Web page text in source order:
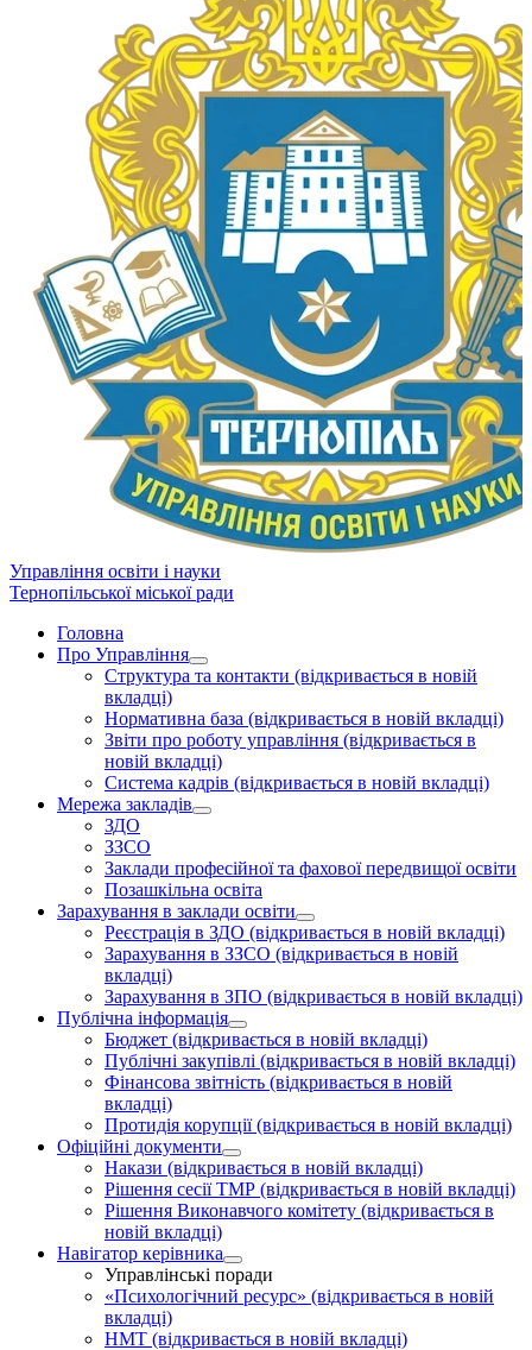
Управління освіти і науки
Тернопільської міської ради
Головна
Про Управління
Структура та контакти (відкривається в новій
вкладці)
Нормативна база (відкривається в новій вкладці)
Звіти про роботу управління (відкривається в
новій вкладці)
Система кадрів (відкривається в новій вкладці)
Мережа закладів
ЗДО
ЗЗСО
Заклади професійної та фахової передвищої освіти
Позашкільна освіта
Зарахування в заклади освіти
Реєстрація в ЗДО (відкривається в новій вкладці)
Зарахування в ЗЗСО (відкривається в новій
вкладці)
Зарахування в ЗПО (відкривається в новій вкладці)
Публічна інформація
Бюджет (відкривається в новій вкладці)
Публічні закупівлі (відкривається в новій вкладці)
Фінансова звітність (відкривається в новій
вкладці)
Протидія корупції (відкривається в новій вкладці)
Офіційні документи
Накази (відкривається в новій вкладці)
Рішення сесії ТМР (відкривається в новій вкладці)
Рішення Виконавчого комітету (відкривається в
новій вкладці)
Навігатор керівника
Управлінські поради
«Психологічний ресурс» (відкривається в новій
вкладці)
НМТ (відкривається в новій вкладці)